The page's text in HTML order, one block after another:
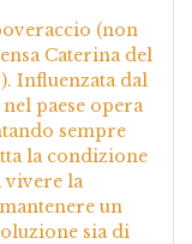
(non
Caterina del
Influenzata dal
paese opera
sempre
la condizione
vivere la
un
sia di